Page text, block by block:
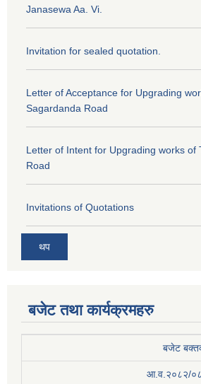
Janasewa Aa. Vi.
Invitation for sealed quotation.
Letter of Acceptance for Upgrading
Sagardanda Road
Letter of Intent for Upgrading works of
Road
Invitations of Quotations
थप
बजेट तथा कार्यक्रमहरु
बजेट
आ.व.२०८२/